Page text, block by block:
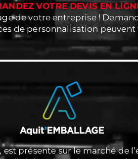
VOTRE DEVIS EN
de votre entreprise !
de personnalisation peuvent
, est présente sur le marché de